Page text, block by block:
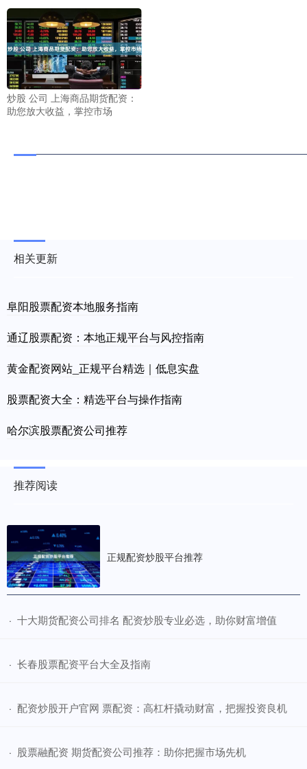
炒股 公司 上海商品期货配资：
助您放大收益，掌控市场
相关更新
阜阳股票配资本地服务指南
通辽股票配资：本地正规平台与风控指南
黄金配资网站_正规平台精选｜低息实盘
股票配资大全：精选平台与操作指南
哈尔滨股票配资公司推荐
推荐阅读
正规配资炒股平台推荐
· ​十大期货配资公司排名 配资炒股专业必选，助你财富增值
· ​长春股票配资平台大全及指南
· ​配资炒股开户官网 票配资：高杠杆撬动财富，把握投资良机
· ​股票融配资 期货配资公司推荐：助你把握市场先机